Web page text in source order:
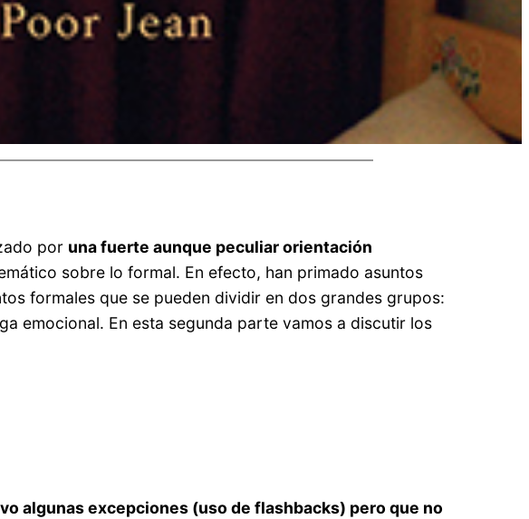
por una fuerte aunque peculiar orientación
sobre lo formal. En efecto, han primado asuntos
formales que se pueden dividir en dos grandes grupos:
emocional. En esta segunda parte vamos a discutir los
algunas excepciones (uso de flashbacks) pero que no